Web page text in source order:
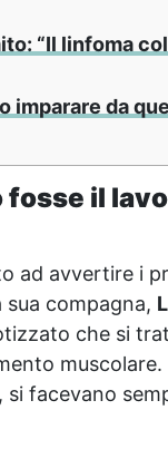
“Il linfoma
imparare da
fosse il
ad avvertire i
sua compagna,
che si
muscolare.
si facevano